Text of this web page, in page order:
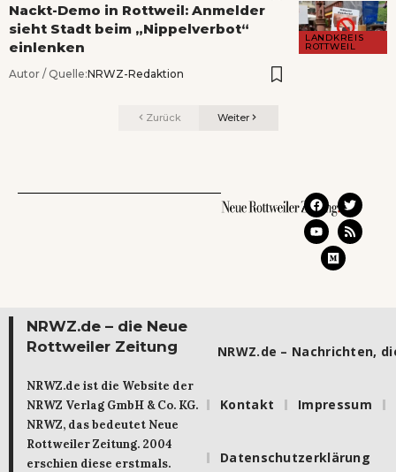
LANDKREIS
ROTTWEIL
Nackt-Demo in Rottweil: Anmelder
sieht Stadt beim „Nippelverbot“
einlenken
Autor / Quelle:NRWZ-Redaktion
Zurück Weiter
NRWZ.de – die Neue
Rottweiler Zeitung
NRWZ.de ist die Website der
NRWZ Verlag GmbH & Co. KG.
NRWZ, das bedeutet Neue
Rottweiler Zeitung. 2004
erschien diese erstmals.
NRWZ.de – Nachrichten,
Kontakt Impressum
Datenschutzerklärung